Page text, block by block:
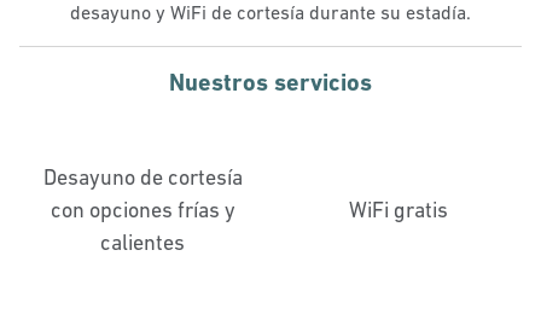
desayuno y WiFi de cortesía durante su estadía.
Nuestros servicios
Desayuno de cortesía
con opciones frías y
calientes
WiFi gratis